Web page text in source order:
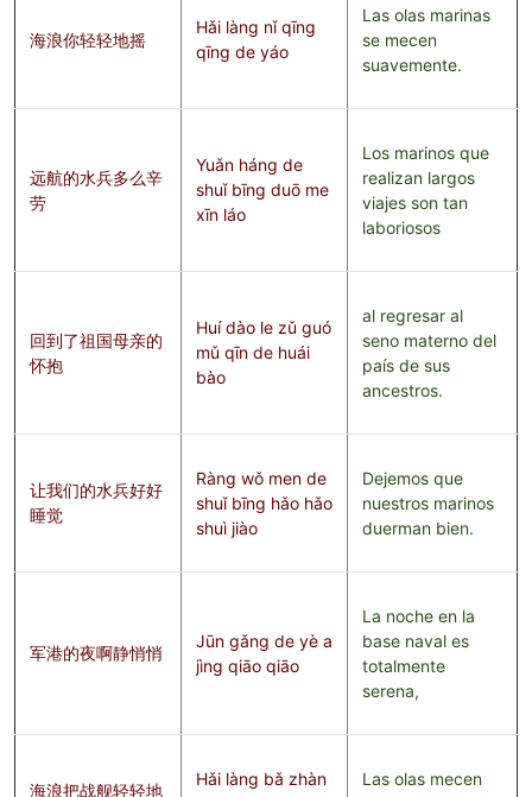
海浪你轻轻地摇
Hǎi làng nǐ qīng
qīng de yáo
Las olas marinas
se mecen
suavemente.
远航的水兵多么辛
劳
Yuǎn háng de
shuǐ bīng duō me
xīn láo
Los marinos que
realizan largos
viajes son tan
laboriosos
回到了祖国母亲的
怀抱
Huí dào le zǔ guó
mǔ qīn de huái
bào
al regresar al
seno materno del
país de sus
ancestros.
让我们的水兵好好
睡觉
Ràng wǒ men de
shuǐ bīng hǎo hǎo
shuì jiào
Dejemos que
nuestros marinos
duerman bien.
军港的夜啊静悄悄
Jūn gǎng de yè a
jìng qiāo qiāo
La noche en la
base naval es
totalmente
serena,
海浪把战舰轻轻地
Hǎi làng bǎ zhàn
Las olas mecen